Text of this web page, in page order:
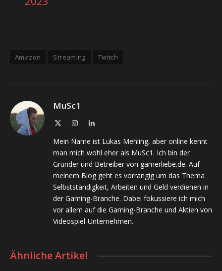
Amazon Streaming Twitch
MuSc1
InstagramLinkedIn
Mein Name ist Lukas Mehling, aber online kennt
man mich wohl eher als MuSc1. Ich bin der
Gründer und Betreiber von gamerliebe.de. Auf
meinem Blog geht es vorrangig um das Thema
Selbstständigkeit, Arbeiten und Geld verdienen in
der Gaming-Branche. Dabei fokussiere ich mich
vor allem auf die Gaming-Branche und Aktien von
Videospiel-Unternehmen.
Ähnliche Artikel